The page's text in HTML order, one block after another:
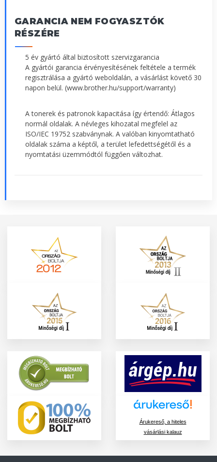
GARANCIA NEM FOGYASZTÓK
RÉSZÉRE
5 év gyártó által biztosított szervizgarancia
A gyártói garancia érvényesítésének feltétele a termék
regisztrálása a gyártó weboldalán, a vásárlást követő 30
napon belül. (www.brother.hu/support/warranty)
A tonerek és patronok kapacitása így értendő: Átlagos
normál oldalak. A névleges kihozatal megfelel az
ISO/IEC 19752 szabványnak. A valóban kinyomtatható
oldalak száma a képtől, a terület lefedettségétől és a
nyomtatási üzemmódtól függően változhat.
Árukereső, a hiteles
vásárlási kalauz